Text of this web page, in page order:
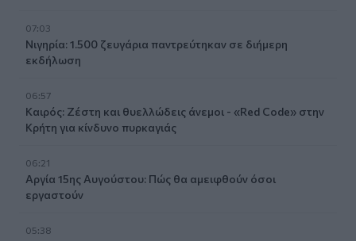
07:03
Νιγηρία: 1.500 ζευγάρια παντρεύτηκαν σε διήμερη
εκδήλωση
06:57
Καιρός: Ζέστη και θυελλώδεις άνεμοι - «Red Code» στην
Κρήτη για κίνδυνο πυρκαγιάς
06:21
Αργία 15ης Αυγούστου: Πώς θα αμειφθούν όσοι
εργαστούν
05:38